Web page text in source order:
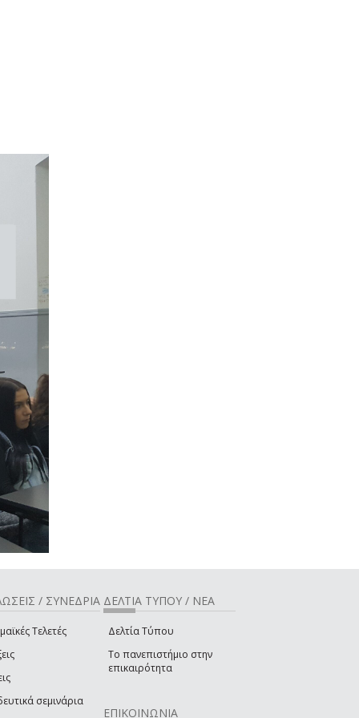
/ ΣΥΝΕΔΡΙΑ
Τελετές
σεμινάρια
ΔΕΛΤΙΑ ΤΥΠΟΥ / ΝΕΑ
Δελτία Τύπου
Το πανεπιστήμιο στην
επικαιρότητα
ΕΠΙΚΟΙΝΩΝΙΑ